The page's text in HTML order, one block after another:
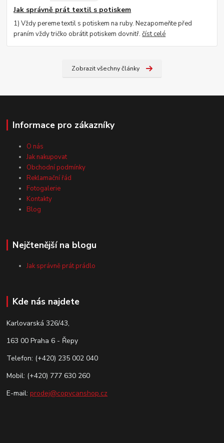
Jak správně prát textil s potiskem
1) Vždy pereme textil s potiskem na ruby. Nezapomeňte před
praním vždy tričko obrátit potiskem dovnitř.číst celé
Zobrazit všechny články
Informace pro zákazníky
O nás
Jak nakupovat
Obchodní podmínky
Reklamační řád
Fotogalerie
Kontakty
Blog
Nejčtenější na blogu
Jak správně prát prádlo
Kde nás najdete
Karlovarská 326/43,
163 00 Praha 6 - Řepy
Telefon: (+420) 235 002 040
Mobil: (+420) 777 630 260
E-mail: prodej@copycanshop.cz